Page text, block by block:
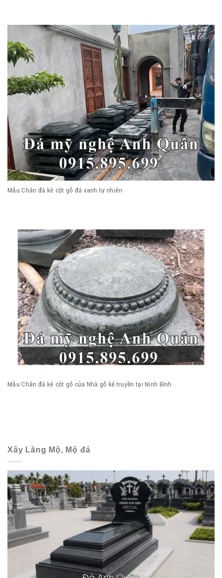
Mẫu Chân đá kê cột gỗ đá xanh tự nhiên
Mẫu Chân đá kê cột gỗ của Nhà gỗ kẻ truyền tại Ninh Bình
Xây Lăng Mộ, Mộ đá